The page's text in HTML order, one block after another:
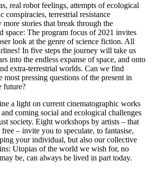
real robot feelings, attempts of ecological
conspiracies, terrestrial resistance
more stories that break through the
space: The program focus of 2021 invites
look at the genre of science fiction. All
In five steps the journey will take us
into the endless expanse of space, and onto
extra-terrestrial worlds. Can we find
most pressing questions of the present in
future?
a light on current cinematographic works
coming social and ecological challenges
society. Eight workshops by artists – that
– invite you to speculate, to fantasise,
your individual, but also our collective
Utopias of the world we wish for, no
be, can always be lived in part today.